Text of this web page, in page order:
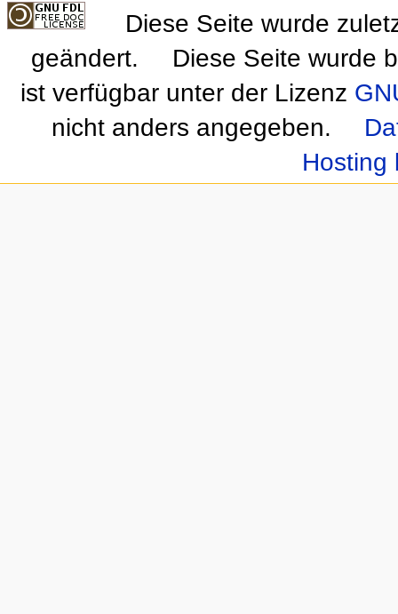
Diese Seite wurde
geändert.
Diese Seite wurde
ist verfügbar unter der Lizenz
nicht anders angegeben.
Hosting